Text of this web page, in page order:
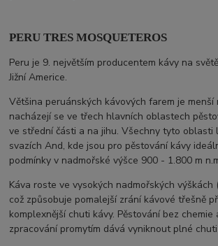
PERU TRES MOSQUETEROS
Peru je 9. největším producentem kávy na
Jižní Americe.
Většina peruánských kávových farem je
nacházejí se ve třech hlavních oblastech
ve střední části a na jihu. Všechny tyto oblasti
svazích And, kde jsou pro pěstování kávy
podmínky v nadmořské výšce 900 - 1.800 m
Káva roste ve vysokých nadmořských výškách
což způsobuje pomalejší zrání kávové třešně
komplexnější chuti kávy. Pěstování bez chemie
zpracování promytím dává vyniknout plné